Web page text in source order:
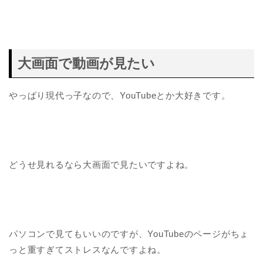
大画面で動画が見たい
やっぱり現代っ子なので、YouTubeとか大好きです。
どうせ見れるなら大画面で見たいですよね。
パソコンで見てもいいのですが、YouTubeのページがちょ
っと重すぎてストレスなんですよね。